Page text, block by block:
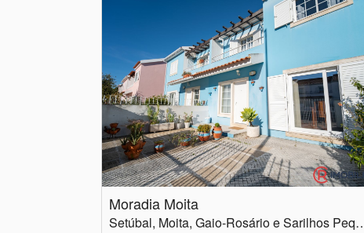
Moradia Moita
Setúbal, Moita, Gaio-